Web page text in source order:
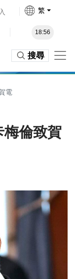
繁
18:56
搜尋
電
梅倫致賀